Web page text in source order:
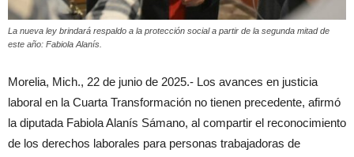
La nueva ley brindará respaldo a la protección social a partir de la segunda mitad de
este año: Fabiola Alanís.
Morelia, Mich., 22 de junio de 2025.- Los avances en justicia
laboral en la Cuarta Transformación no tienen precedente, afirmó
la diputada Fabiola Alanís Sámano, al compartir el reconocimiento
de los derechos laborales para personas trabajadoras de